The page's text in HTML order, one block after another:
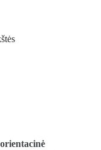
orientacinė